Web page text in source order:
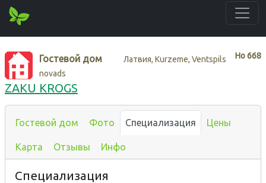
Нo668
Гостевой дом
Латвия, Kurzeme, Ventspils
novads
ZAKU KROGS
Гостевой дом Фото Специализация Цены
Карта Отзывы Инфо
Специализация